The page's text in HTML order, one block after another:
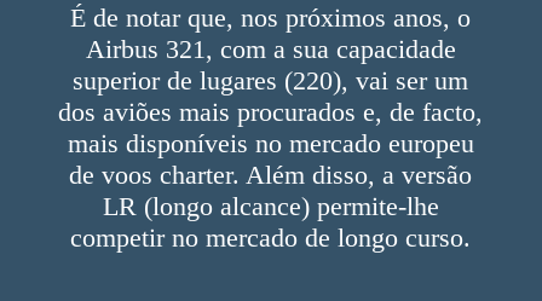
É de notar que, nos próximos anos, o
Airbus 321, com a sua capacidade
superior de lugares (220), vai ser um
dos aviões mais procurados e, de facto,
mais disponíveis no mercado europeu
de voos charter. Além disso, a versão
LR (longo alcance) permite-lhe
competir no mercado de longo curso.